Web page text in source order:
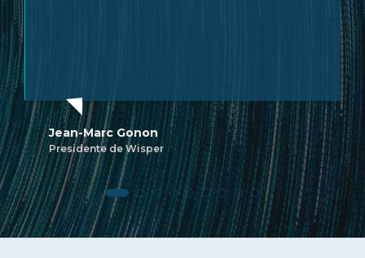
Jean-Marc Gonon
Presidente de Wisper